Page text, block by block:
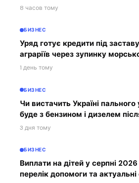
8 часов тому
БИЗНЕС
Уряд готує кредити під
аграріїв через зупинку
1 день тому
БИЗНЕС
Чи вистачить Україні
буде з бензином і дизелем
3 дня тому
БИЗНЕС
Виплати на дітей у серпні
перелік допомоги та